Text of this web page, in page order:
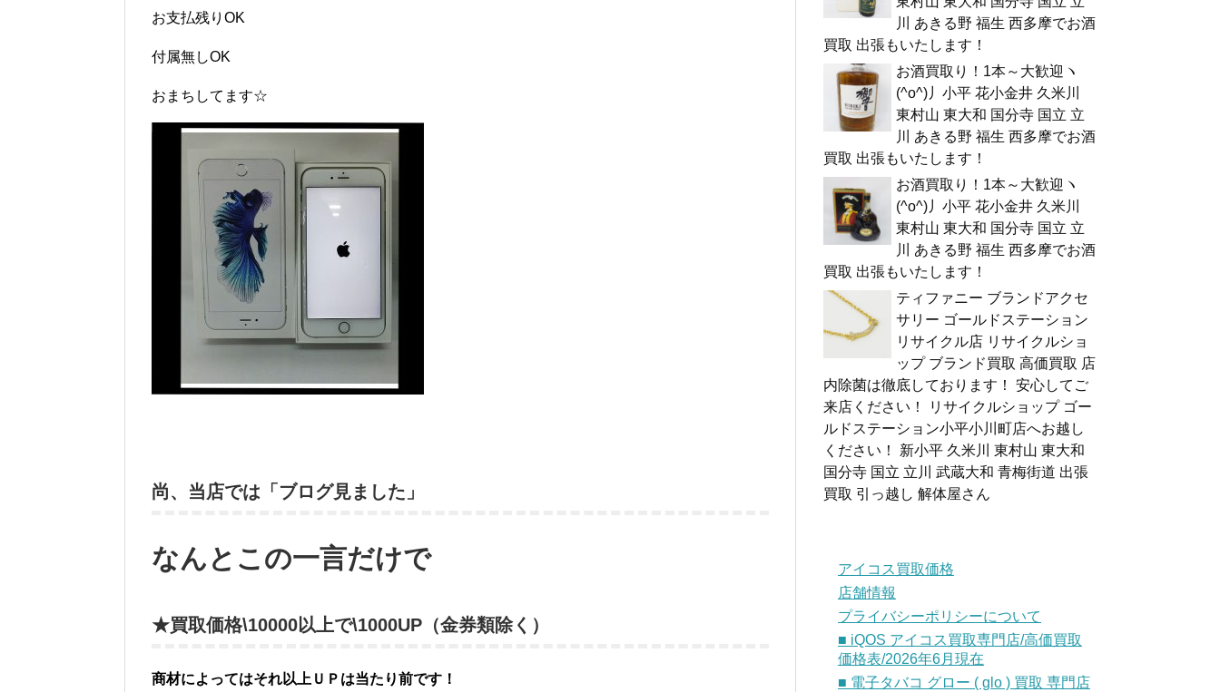
お支払残りOK
付属無しOK
おまちしてます☆
尚、当店では「ブログ見ました」
なんとこの一言だけで
★買取価格\10000以上で\1000UP（金券類除く）
商材によってはそれ以上ＵＰは当たり前です！
川 あきる野 福生 西多摩でお酒
買取 出張もいたします！
お酒買取り！1本～大歓迎ヽ
(^o^)丿小平 花小金井 久米川
東村山 東大和 国分寺 国立 立
川 あきる野 福生 西多摩でお酒
買取 出張もいたします！
お酒買取り！1本～大歓迎ヽ
(^o^)丿小平 花小金井 久米川
東村山 東大和 国分寺 国立 立
川 あきる野 福生 西多摩でお酒
買取 出張もいたします！
ティファニー ブランドアクセ
サリー ゴールドステーション
リサイクル店 リサイクルショ
ップ ブランド買取 高価買取 店
内除菌は徹底しております！ 安心してご
来店ください！ リサイクルショップ ゴー
ルドステーション小平小川町店へお越し
ください！ 新小平 久米川 東村山 東大和
国分寺 国立 立川 武蔵大和 青梅街道 出張
買取 引っ越し 解体屋さん
アイコス買取価格
店舗情報
プライバシーポリシーについて
■ iQOS アイコス買取専門店/高価買取
価格表/2026年6月現在
■ 電子タバコ グロー ( glo ) 買取 専門店